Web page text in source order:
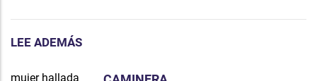
LEE ADEMÁS